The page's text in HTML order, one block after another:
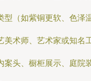
型（如紫铜更软、色泽
美术师、艺术家或知名
案头、橱柜展示、庭院